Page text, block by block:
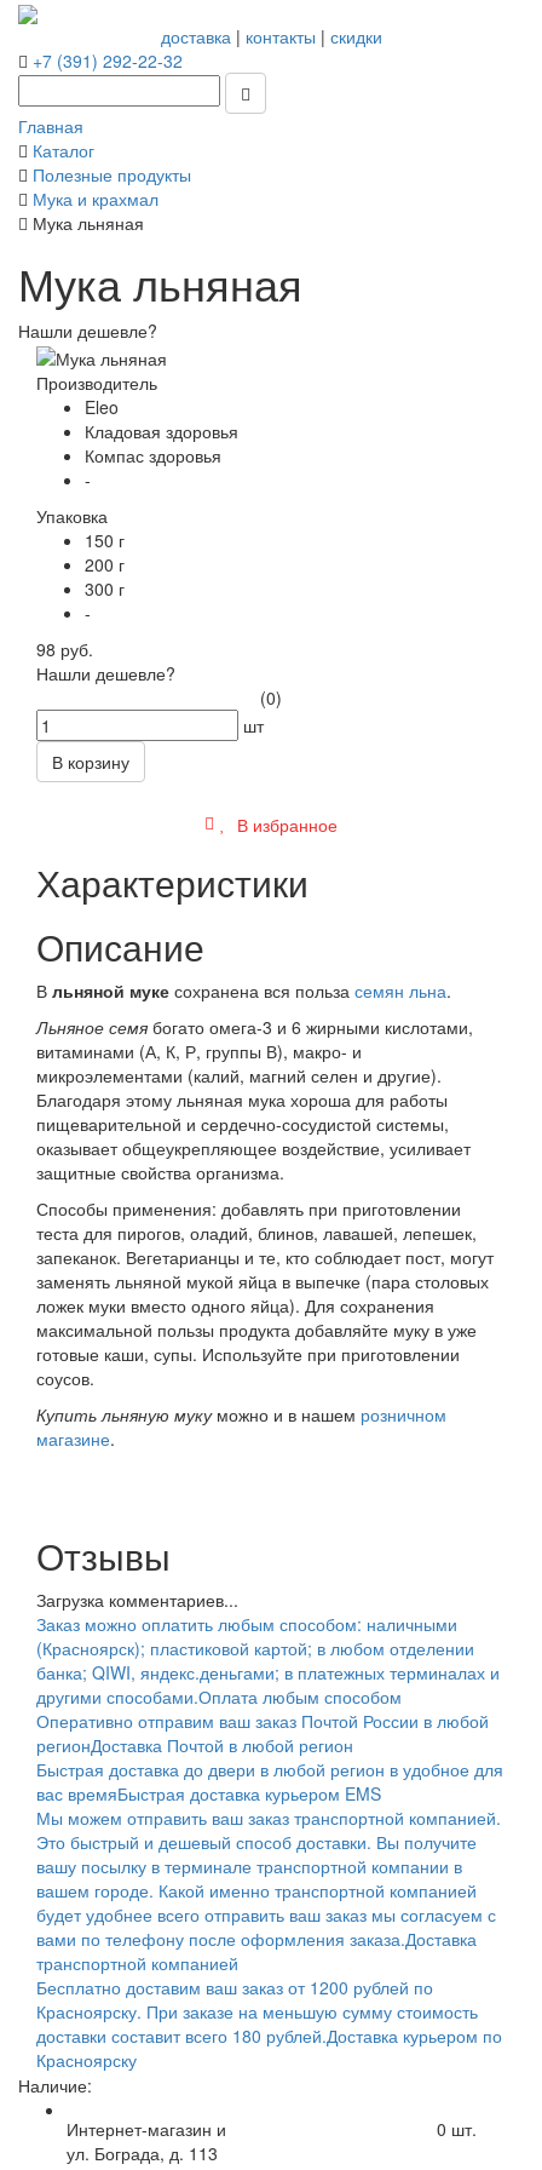
доставка| контакты | скидки
+7 (391) 292-22-32
Главная
Каталог
Полезные продукты
Мука и крахмал
Мука льняная
Мука льняная
Нашли дешевле?
Производитель
Eleo
Кладовая здоровья
Компас здоровья
-
Упаковка
150 г
200 г
300 г
-
98 руб.
Нашли дешевле?
(0)
шт
В корзину
В избранное
Характеристики
Описание
В льняной муке сохранена вся польза семян льна.
Льняное семя богато омега-3 и 6 жирными кислотами,
витаминами (А, К, Р, группы В), макро- и
микроэлементами (калий, магний селен и другие).
Благодаря этому льняная мука хороша для работы
пищеварительной и сердечно-сосудистой системы,
оказывает общеукрепляющее воздействие, усиливает
защитные свойства организма.
Способы применения: добавлять при приготовлении
теста для пирогов, оладий, блинов, лавашей, лепешек,
запеканок. Вегетарианцы и те, кто соблюдает пост, могут
заменять льняной мукой яйца в выпечке (пара столовых
ложек муки вместо одного яйца). Для сохранения
максимальной пользы продукта добавляйте муку в уже
готовые каши, супы. Используйте при приготовлении
соусов.
Купить льняную мукуможно и в нашем розничном
магазине.
Отзывы
Загрузка комментариев...
Заказ можно оплатить любым способом: наличными
(Красноярск); пластиковой картой; в любом отделении
банка; QIWI, яндекс.деньгами; в платежных терминалах и
другими способами.Оплата любым способом
Оперативно отправим ваш заказ Почтой России в любой
регионДоставка Почтой в любой регион
Быстрая доставка до двери в любой регион в удобное для
вас времяБыстрая доставка курьером EMS
Мы можем отправить ваш заказ транспортной компанией.
Это быстрый и дешевый способ доставки. Вы получите
вашу посылку в терминале транспортной компании в
вашем городе. Какой именно транспортной компанией
будет удобнее всего отправить ваш заказ мы согласуем с
вами по телефону после оформления заказа.Доставка
транспортной компанией
Бесплатно доставим ваш заказ от 1200 рублей по
Красноярску. При заказе на меньшую сумму стоимость
доставки составит всего 180 рублей.Доставка курьером по
Красноярску
Наличие:
Интернет-магазин и
ул. Бограда, д. 113
0 шт.